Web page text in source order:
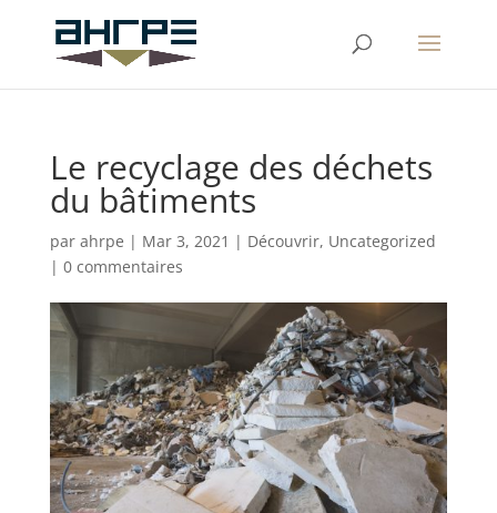
Le recyclage des déchets
du bâtiments
par ahrpe | Mar 3, 2021 | Découvrir, Uncategorized
| 0 commentaires